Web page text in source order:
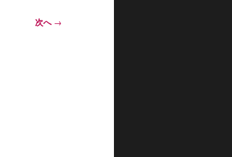
次へ→